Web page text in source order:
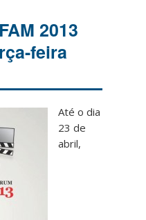
2013
feira
Até o dia
23 de
abril,